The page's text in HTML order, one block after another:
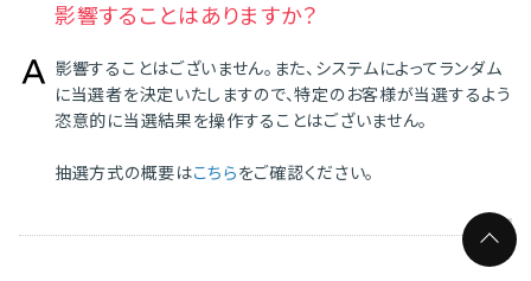
影響することはありますか？
影響することはございません。また、システムによってランダム
に当選者を決定いたしますので、特定のお客様が当選するよう
恣意的に当選結果を操作することはございません。
抽選方式の概要はこちらをご確認ください。